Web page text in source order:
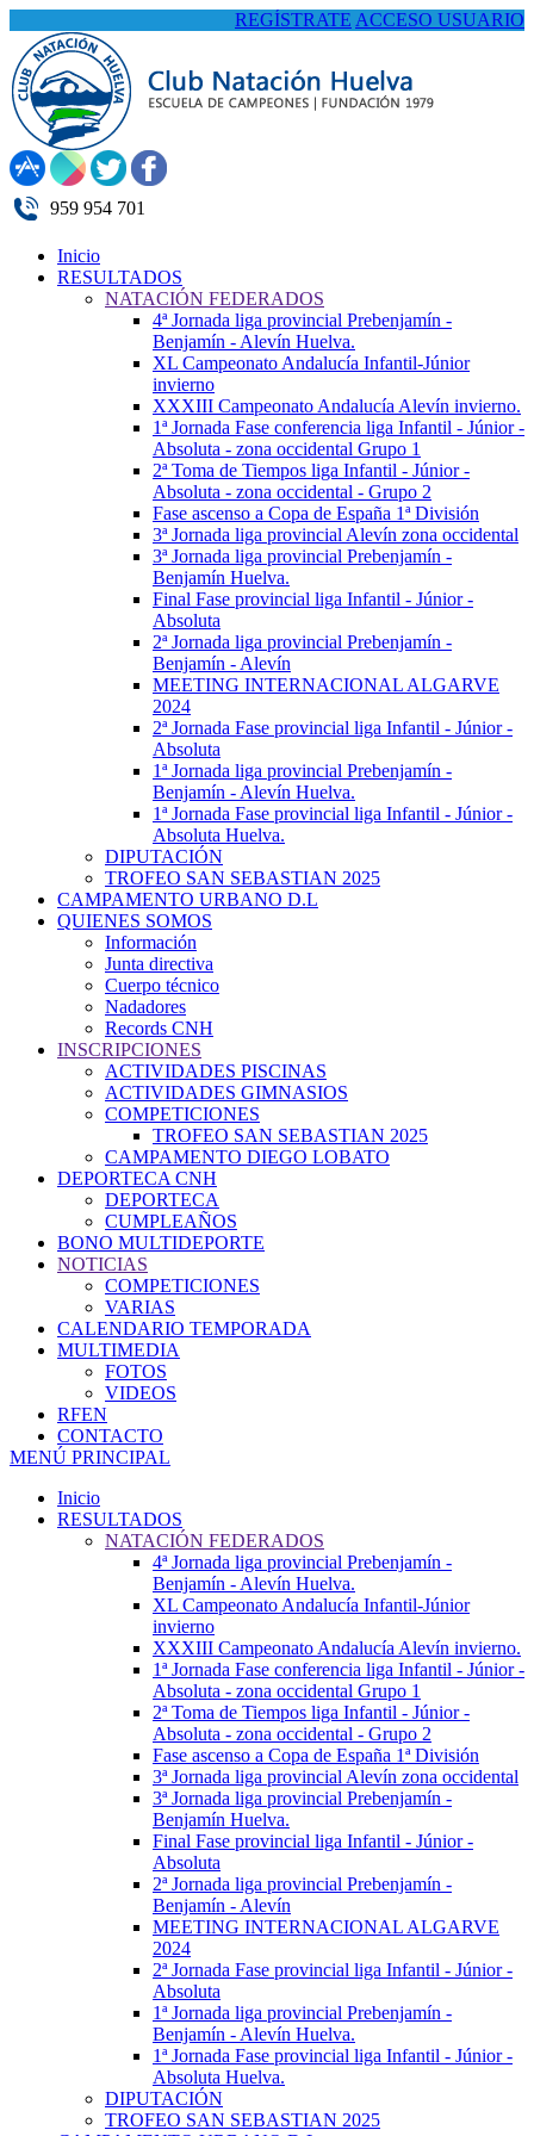
REGÍSTRATE ACCESO USUARIO
959 954 701
Inicio
RESULTADOS
NATACIÓN FEDERADOS
4ª Jornada liga provincial Prebenjamín -
Benjamín - Alevín Huelva.
XL Campeonato Andalucía Infantil-Júnior
invierno
XXXIII Campeonato Andalucía Alevín invierno.
1ª Jornada Fase conferencia liga Infantil - Júnior -
Absoluta - zona occidental Grupo 1
2ª Toma de Tiempos liga Infantil - Júnior -
Absoluta - zona occidental - Grupo 2
Fase ascenso a Copa de España 1ª División
3ª Jornada liga provincial Alevín zona occidental
3ª Jornada liga provincial Prebenjamín -
Benjamín Huelva.
Final Fase provincial liga Infantil - Júnior -
Absoluta
2ª Jornada liga provincial Prebenjamín -
Benjamín - Alevín
MEETING INTERNACIONAL ALGARVE
2024
2ª Jornada Fase provincial liga Infantil - Júnior -
Absoluta
1ª Jornada liga provincial Prebenjamín -
Benjamín - Alevín Huelva.
1ª Jornada Fase provincial liga Infantil - Júnior -
Absoluta Huelva.
DIPUTACIÓN
TROFEO SAN SEBASTIAN 2025
CAMPAMENTO URBANO D.L
QUIENES SOMOS
Información
Junta directiva
Cuerpo técnico
Nadadores
Records CNH
INSCRIPCIONES
ACTIVIDADES PISCINAS
ACTIVIDADES GIMNASIOS
COMPETICIONES
TROFEO SAN SEBASTIAN 2025
CAMPAMENTO DIEGO LOBATO
DEPORTECA CNH
DEPORTECA
CUMPLEAÑOS
BONO MULTIDEPORTE
NOTICIAS
COMPETICIONES
VARIAS
CALENDARIO TEMPORADA
MULTIMEDIA
FOTOS
VIDEOS
RFEN
CONTACTO
MENÚ PRINCIPAL
Inicio
RESULTADOS
NATACIÓN FEDERADOS
4ª Jornada liga provincial Prebenjamín -
Benjamín - Alevín Huelva.
XL Campeonato Andalucía Infantil-Júnior
invierno
XXXIII Campeonato Andalucía Alevín invierno.
1ª Jornada Fase conferencia liga Infantil - Júnior -
Absoluta - zona occidental Grupo 1
2ª Toma de Tiempos liga Infantil - Júnior -
Absoluta - zona occidental - Grupo 2
Fase ascenso a Copa de España 1ª División
3ª Jornada liga provincial Alevín zona occidental
3ª Jornada liga provincial Prebenjamín -
Benjamín Huelva.
Final Fase provincial liga Infantil - Júnior -
Absoluta
2ª Jornada liga provincial Prebenjamín -
Benjamín - Alevín
MEETING INTERNACIONAL ALGARVE
2024
2ª Jornada Fase provincial liga Infantil - Júnior -
Absoluta
1ª Jornada liga provincial Prebenjamín -
Benjamín - Alevín Huelva.
1ª Jornada Fase provincial liga Infantil - Júnior -
Absoluta Huelva.
DIPUTACIÓN
TROFEO SAN SEBASTIAN 2025